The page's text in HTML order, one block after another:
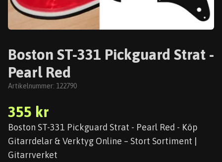
Boston ST-331 Pickguard Strat -
Pearl Red
Artikelnummer: 122790
355 kr
Boston ST-331 Pickguard Strat - Pearl Red - Köp
Gitarrdelar & Verktyg Online – Stort Sortiment |
Gitarrverket